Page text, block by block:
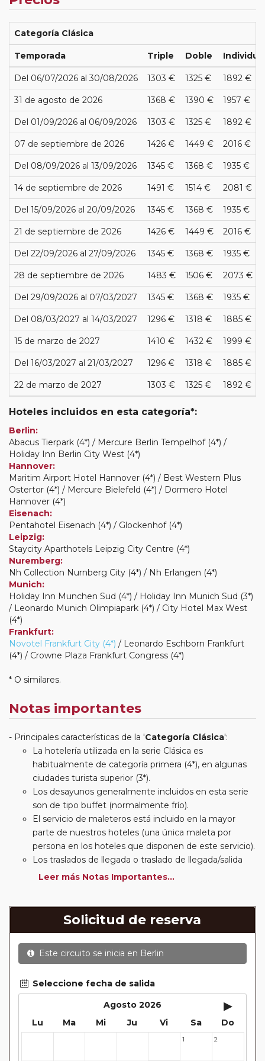
Categoría Clásica
Temporada Triple Doble
Del 06/07/2026 al 30/08/2026 1303 € 1325 € 1892 €
31 de agosto de 2026 1368 € 1390 € 1957 €
Del 01/09/2026 al 06/09/2026 1303 € 1325 € 1892 €
07 de septiembre de 2026 1426 € 1449 € 2016 €
Del 08/09/2026 al 13/09/2026 1345 € 1368 € 1935 €
14 de septiembre de 2026 1491 € 1514 € 2081 €
Del 15/09/2026 al 20/09/2026 1345 € 1368 € 1935 €
21 de septiembre de 2026 1426 € 1449 € 2016 €
Del 22/09/2026 al 27/09/2026 1345 € 1368 € 1935 €
28 de septiembre de 2026 1483 € 1506 € 2073 €
Del 29/09/2026 al 07/03/2027 1345 € 1368 € 1935 €
Del 08/03/2027 al 14/03/2027 1296 € 1318 € 1885 €
15 de marzo de 2027 1410 € 1432 € 1999 €
Del 16/03/2027 al 21/03/2027 1296 € 1318 € 1885 €
22 de marzo de 2027 1303 € 1325 € 1892 €
Hoteles incluidos en esta categoría*:
Berlin:
Abacus Tierpark (4*) / Mercure Berlin Tempelhof (4*) /
Holiday Inn Berlin City West (4*)
Hannover:
Maritim Airport Hotel Hannover (4*) / Best Western Plus
Ostertor (4*) / Mercure Bielefeld (4*) / Dormero Hotel
Hannover (4*)
Eisenach:
Pentahotel Eisenach (4*) / Glockenhof (4*)
Leipzig:
Staycity Aparthotels Leipzig City Centre (4*)
Nuremberg:
Nh Collection Nurnberg City (4*) / Nh Erlangen (4*)
Munich:
Holiday Inn Munchen Sud (4*) / Holiday Inn Munich Sud (3*)
/ Leonardo Munich Olimpiapark (4*) / City Hotel Max West
(4*)
Frankfurt:
Novotel Frankfurt City (4*) / Leonardo Eschborn Frankfurt
(4*) / Crowne Plaza Frankfurt Congress (4*)
* O similares.
Notas importantes
Principales características de la 'Categoría Clásica':
La hotelería utilizada en la serie Clásica es
habitualmente de categoría primera (4*), en algunas
ciudades turista superior (3*).
Los desayunos generalmente incluidos en esta serie
son de tipo buffet (normalmente frío).
El servicio de maleteros está incluido en la mayor
parte de nuestros hoteles (una única maleta por
persona en los hoteles que disponen de este servicio).
Los traslados de llegada o traslado de llegada/salida
estarán incluidos según itinerario.
suplemento de media pensión (incluirá un número de
almuerzos o cenas señalado en su itinerario).
En muchos itinerarios le incluimos algunas cenas. En
circuitos clásicos Europeos normalmente las entradas
mientras que en viajes regionales y otros viajes
incluimos muchas de las entradas. En todos los
circuitos incluimos visitas con guías locales en las
principales ciudades, en muchos incluimos diferentes
actividades y otros medios de transporte (funiculares,
Leer más Notas Importantes...
Solicitud de reserva
Este circuito se inicia en Berlin
Seleccione fecha de salida
Agosto 2026
▸
Lu Ma Mi Ju Vi Sa Do
1 2